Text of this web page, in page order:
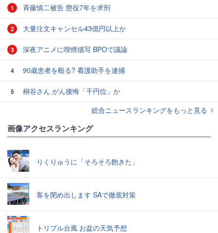
1 斉藤慎二被告 懲役7年を求刑
2 大量注文キャンセル43億円以上か
3 深夜アニメに喫煙描写 BPOで議論
4 90歳患者を殴る? 看護助手を逮捕
5
桐谷さん がん後悔「千円位」か
総合ニュースランキングをもっと見る
画像アクセスランキング
りくりゅうに「そろそろ飽きた」
客を閉め出します SAで徹底対策
トリプル台風 お盆の天気予想